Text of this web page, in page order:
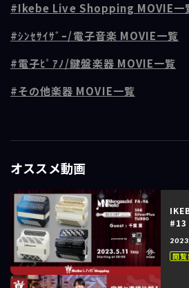
方、練習用もしくはライブ用に最上級の電子
＜出演＞
安部純二（鍵盤堂）
初回放送日時：2025/09/10
Ikebe Live Shopping MOVIE一
ｼﾝｾｻｲｻﾞｰ/電子音楽 MOVIE一覧
電子ﾋﾟｱﾉ/鍵盤楽器 MOVIE一覧
その他楽器 MOVIE一覧
オススメ動画
#13
閲